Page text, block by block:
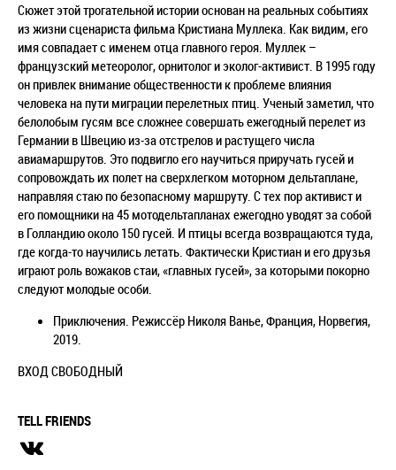
Сюжет этой трогательной истории основан на реальных событиях
из жизни сценариста фильма Кристиана Муллека. Как видим, его
имя совпадает с именем отца главного героя. Муллек –
французский метеоролог, орнитолог и эколог-активист. В 1995 году
он привлек внимание общественности к проблеме влияния
человека на пути миграции перелетных птиц. Ученый заметил, что
белолобым гусям все сложнее совершать ежегодный перелет из
Германии в Швецию из-за отстрелов и растущего числа
авиамаршрутов. Это подвигло его научиться приручать гусей и
сопровождать их полет на сверхлегком моторном дельтаплане,
направляя стаю по безопасному маршруту. С тех пор активист и
его помощники на 45 мотодельтапланах ежегодно уводят за собой
в Голландию около 150 гусей. И птицы всегда возвращаются туда,
где когда-то научились летать. Фактически Кристиан и его друзья
играют роль вожаков стаи, «главных гусей», за которыми покорно
следуют молодые особи.
Приключения. Режиссёр Николя Ванье, Франция, Норвегия,
2019.
ВХОД СВОБОДНЫЙ
TELL FRIENDS